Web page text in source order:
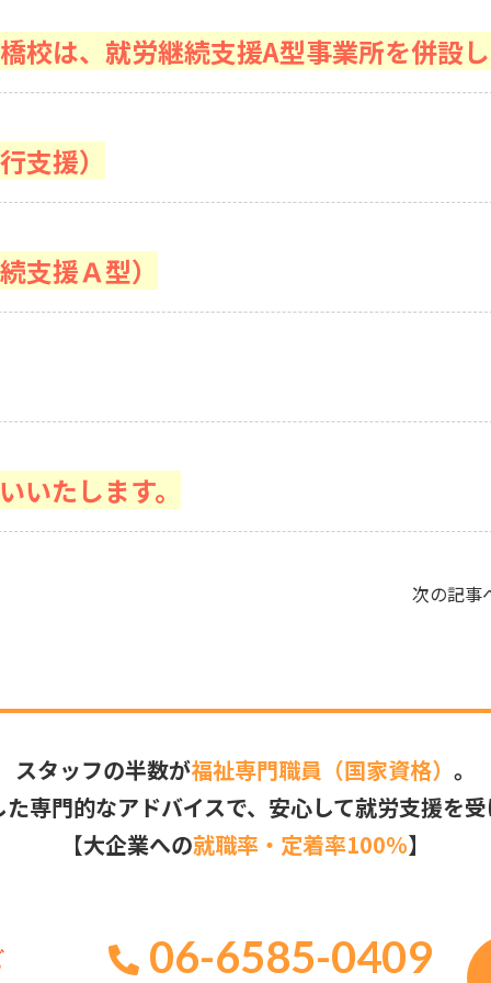
校は、就労継続支援A型事業所を併設
援）
援Ａ型）
いたします。
次の記事
スタッフの半数が福祉専門職員（国家資格） 。
専門的なアドバイスで、安心して就労支援を
【大企業への就職率・定着率100％】
06-6585-0409